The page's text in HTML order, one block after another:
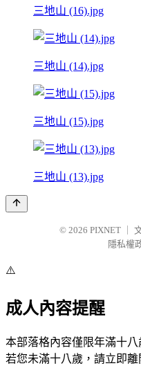
三地山 (16).jpg
三地山 (14).jpg
三地山 (15).jpg
三地山 (13).jpg
© 2026 PIXNET
隱私權
⚠️
成人內容提醒
本部落格內容僅限年滿十八
若您未滿十八歲，請立即離